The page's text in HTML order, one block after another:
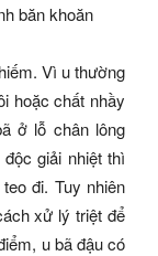
băn khoăn
Vì u thường
hoặc chất nhầy
ở lỗ chân lông
giải nhiệt thì
đi. Tuy nhiên
xử lý triệt để
u bã đậu có